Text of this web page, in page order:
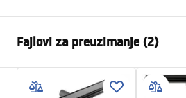
stijenka)
Boja
Crn
Tip kabine
Ugao
Fajlovi za preuzimanje (2)
shower manual